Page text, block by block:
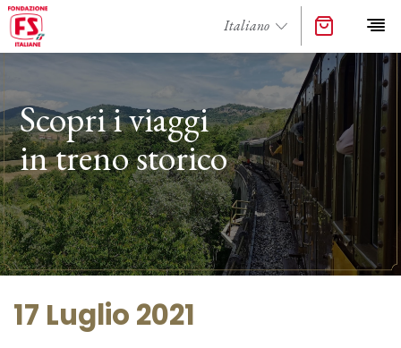
Scopri i viaggi
in treno storico
17 Luglio 2021